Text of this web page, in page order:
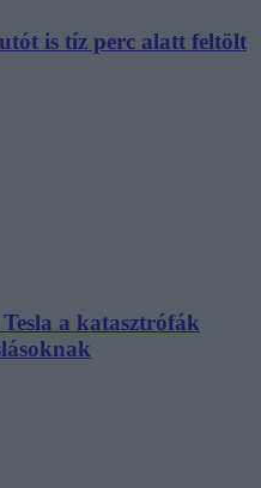
is tíz perc alatt feltölt
a katasztrófák